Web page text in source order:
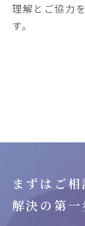
理解とご協力
す。
まずはご
解決の第一